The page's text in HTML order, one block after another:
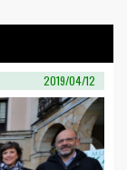
2019/04/12